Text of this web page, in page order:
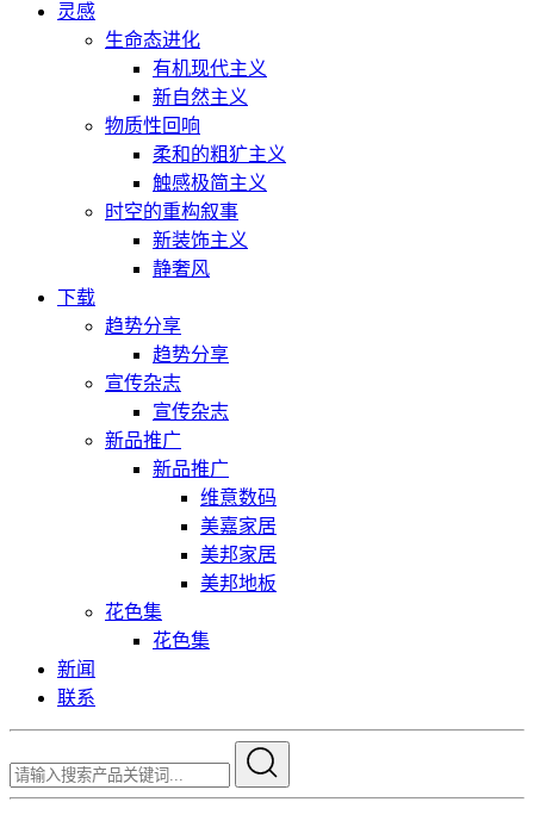
灵感
生命态进化
有机现代主义
新自然主义
物质性回响
柔和的粗犷主义
触感极简主义
时空的重构叙事
新装饰主义
静奢风
下载
趋势分享
趋势分享
宣传杂志
宣传杂志
新品推广
新品推广
维意数码
美嘉家居
美邦家居
美邦地板
花色集
花色集
新闻
联系